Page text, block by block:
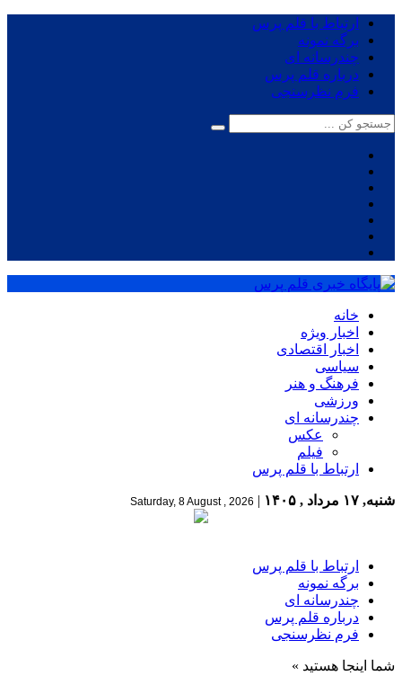
ارتباط با قلم پرس
برگه نمونه
چندرسانه ای
درباره قلم پرس
فرم نظرسنجی
خانه
اخبار ویژه
اخبار اقتصادی
سیاسی
فرهنگ و هنر
ورزشی
چندرسانه ای
عکس
فیلم
ارتباط با قلم پرس
شنبه, ۱۷ مرداد , ۱۴۰۵ |
Saturday, 8 August , 2026
ارتباط با قلم پرس
برگه نمونه
چندرسانه ای
درباره قلم پرس
فرم نظرسنجی
شما اینجا هستید »